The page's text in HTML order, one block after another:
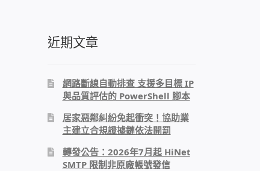
近期文章
網路斷線自動排查 支援多目標 IP
與品質評估的 PowerShell 腳本
居家惡鄰糾紛免起衝突！協助業
主建立合規證據鏈依法開罰
轉發公告：2026年7月起 HiNet
SMTP 限制非原廠帳號發信